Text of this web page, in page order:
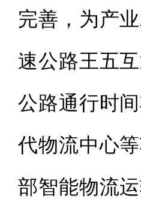
完善，为产
速公路王五
公路通行时
代物流中心
部智能物流